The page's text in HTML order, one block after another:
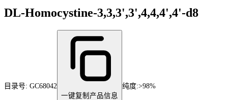
DL-Homocystine-3,3,3',3',4,4,4',4'-d8
目录号: GC68042
一键复制产品信息
纯度:>98%